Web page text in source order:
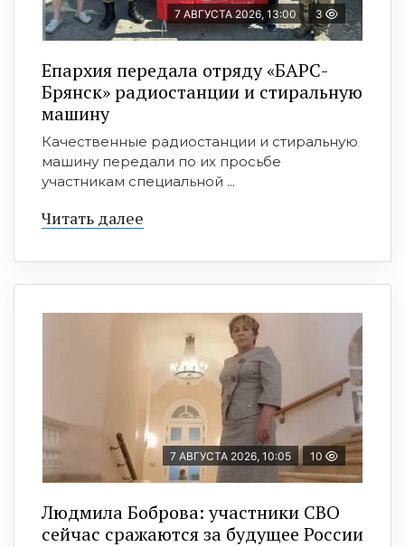
7 АВГУСТА 2026, 13:00 3
Епархия передала отряду «БАРС-
Брянск» радиостанции и стиральную
машину
Качественные радиостанции и стиральную
машину передали по их просьбе
участникам специальной ...
Читать далее
7 АВГУСТА 2026, 10:05 10
Людмила Боброва: участники СВО
сейчас сражаются за будущее России